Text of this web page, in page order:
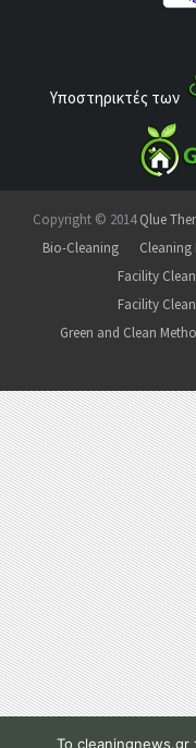
Υποστηρικτές των
Copyright © 2014Qlue
Bio-Cleaning
Cleaning
Facility
Facility
Green and Clean
To cleaningnews.gr